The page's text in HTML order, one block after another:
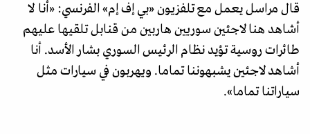
قال مراسل يعمل مع تلفزيون «بي إف إم» الفرنسي: «أنا لا
أشاهد هنا لاجئين سوريين هاربين من قنابل تلقيها عليهم
طائرات روسية تؤيد نظام الرئيس السوري بشار الأسد. أنا
أشاهد لاجئين يشبهوننا تماما. ويهربون في سيارات مثل
سياراتنا تماما».